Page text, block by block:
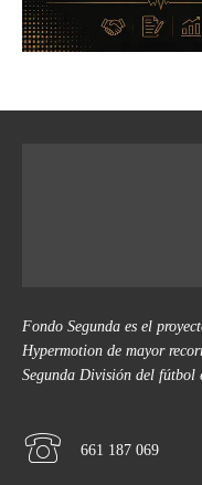
Fondo Segunda es el
Hypermotion de mayor
Segunda División del fútbol
661 187 069